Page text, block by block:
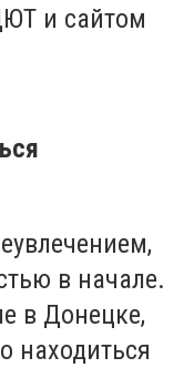
и сайтом
в начале.
в Донецке,
находиться